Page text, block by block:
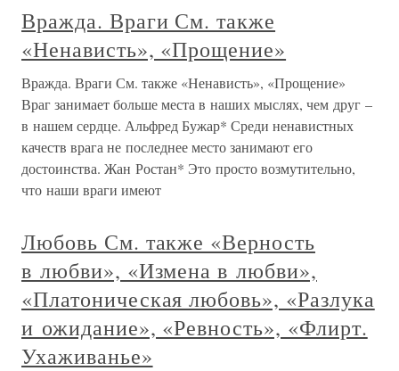
Вражда. Враги См. также
«Ненависть», «Прощение»
Вражда. Враги См. также «Ненависть», «Прощение»
Враг занимает больше места в наших мыслях, чем друг –
в нашем сердце. Альфред Бужар* Среди ненавистных
качеств врага не последнее место занимают его
достоинства. Жан Ростан* Это просто возмутительно,
что наши враги имеют
Любовь См. также «Верность
в любви», «Измена в любви»,
«Платоническая любовь», «Разлука
и ожидание», «Ревность», «Флирт.
Ухаживанье»